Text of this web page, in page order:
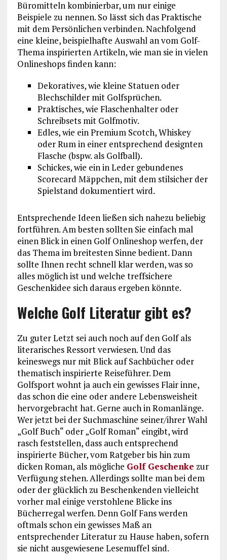
Büromitteln kombinierbar, um nur einige
Beispiele zu nennen. So lässt sich das Praktische
mit dem Persönlichen verbinden. Nachfolgend
eine kleine, beispielhafte Auswahl an vom Golf-
Thema inspirierten Artikeln, wie man sie in vielen
Onlineshops finden kann:
Dekoratives, wie kleine Statuen oder
Blechschilder mit Golfsprüchen.
Praktisches, wie Flaschenhalter oder
Schreibsets mit Golfmotiv.
Edles, wie ein Premium Scotch, Whiskey
oder Rum in einer entsprechend designten
Flasche (bspw. als Golfball).
Schickes, wie ein in Leder gebundenes
Scorecard Mäppchen, mit dem stilsicher der
Spielstand dokumentiert wird.
Entsprechende Ideen ließen sich nahezu beliebig
fortführen. Am besten sollten Sie einfach mal
einen Blick in einen Golf Onlineshop werfen, der
das Thema im breitesten Sinne bedient. Dann
sollte Ihnen recht schnell klar werden, was so
alles möglich ist und welche treffsichere
Geschenkidee sich daraus ergeben könnte.
Welche Golf Literatur gibt es?
Zu guter Letzt sei auch noch auf den Golf als
literarisches Ressort verwiesen. Und das
keineswegs nur mit Blick auf Sachbücher oder
thematisch inspirierte Reiseführer. Dem
Golfsport wohnt ja auch ein gewisses Flair inne,
das schon die eine oder andere Lebensweisheit
hervorgebracht hat. Gerne auch in Romanlänge.
Wer jetzt bei der Suchmaschine seiner/ihrer Wahl
„Golf Buch“ oder „Golf Roman“ eingibt, wird
rasch feststellen, dass auch entsprechend
inspirierte Bücher, vom Ratgeber bis hin zum
dicken Roman, als mögliche Golf Geschenke zur
Verfügung stehen. Allerdings sollte man bei dem
oder der glücklich zu Beschenkenden vielleicht
vorher mal einige verstohlene Blicke ins
Bücherregal werfen. Denn Golf Fans werden
oftmals schon ein gewisses Maß an
entsprechender Literatur zu Hause haben, sofern
sie nicht ausgewiesene Lesemuffel sind.